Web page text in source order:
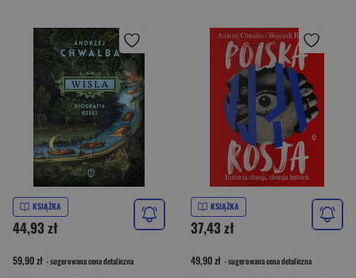
KSIĄŻKA
44,93 zł
59,90 zł - sugerowana cena detaliczna
KSIĄŻKA
37,43 zł
49,90 zł - sugerowana cena detaliczna